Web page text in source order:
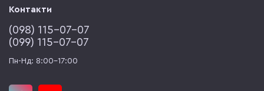
Контакти
(‎098) 115-07-07
(‎099) 115-07-07
Пн-Нд: 8:00-17:00